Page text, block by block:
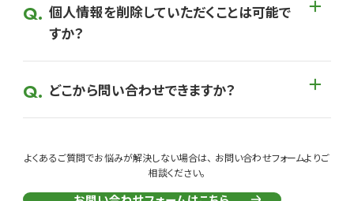
個人情報を削除していただくことは可能で
すか？
どこから問い合わせできますか？
よくあるご質問でお悩みが解決しない場合は、 お問い合わせフォームよりご
相談ください。